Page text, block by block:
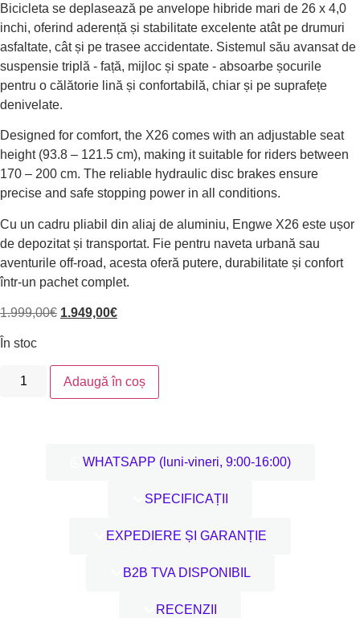
Bicicleta se deplasează pe anvelope hibride mari de 26 x 4,0
inchi, oferind aderență și stabilitate excelente atât pe drumuri
asfaltate, cât și pe trasee accidentate. Sistemul său avansat de
suspensie triplă - față, mijloc și spate - absoarbe șocurile
pentru o călătorie lină și confortabilă, chiar și pe suprafețe
denivelate.
Designed for comfort, the X26 comes with an adjustable seat
height (93.8 – 121.5 cm), making it suitable for riders between
170 – 200 cm. The reliable hydraulic disc brakes ensure
precise and safe stopping power in all conditions.
Cu un cadru pliabil din aliaj de aluminiu, Engwe X26 este ușor
de depozitat și transportat. Fie pentru naveta urbană sau
aventurile off-road, acesta oferă putere, durabilitate și confort
într-un pachet complet.
1.999,00€ 1.949,00€
În stoc
Adaugă în coș
WHATSAPP (luni-vineri, 9:00-16:00)
SPECIFICAȚII
EXPEDIERE ȘI GARANȚIE
B2B TVA DISPONIBIL
RECENZII